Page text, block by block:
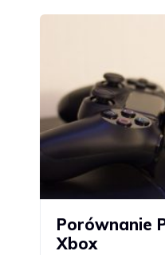
Porównanie
Xbox